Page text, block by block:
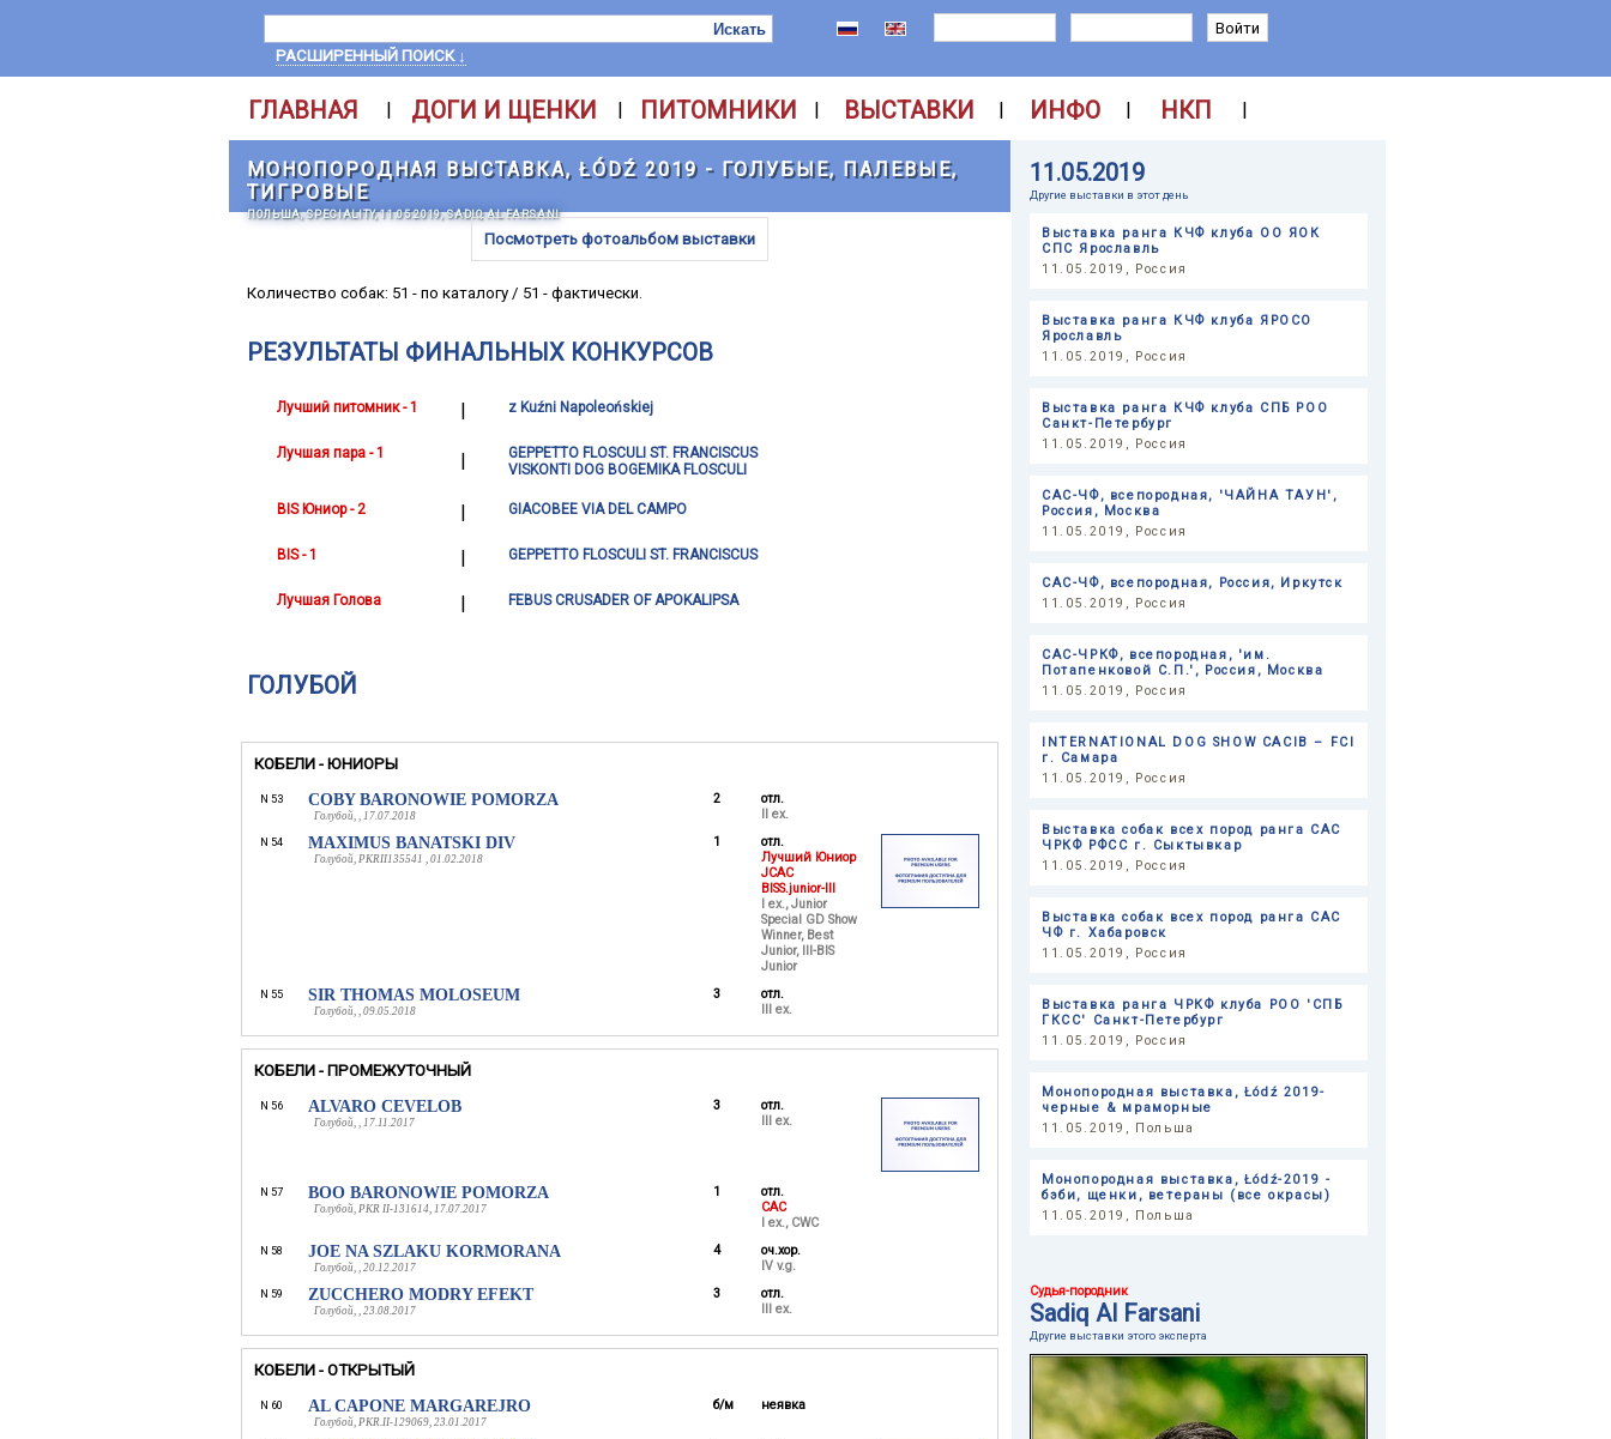
РАСШИРЕННЫЙ ПОИСК ↓
ГЛАВНАЯ | ДОГИ И ЩЕНКИ | ПИТОМНИКИ | ВЫСТАВКИ | ИНФО | НКП |
МОНОПОРОДНАЯ ВЫСТАВКА, ŁÓDŹ 2019 - ГОЛУБЫЕ, ПАЛЕВЫЕ,
ТИГРОВЫЕ
ПОЛЬША, SPECIALITY, 11.05.2019, SADIQ AL FARSANI
Посмотреть фотоальбом выставки
Количество собак: 51 - по каталогу / 51 - фактически.
РЕЗУЛЬТАТЫ ФИНАЛЬНЫХ КОНКУРСОВ
Лучший питомник - 1 | z Kuźni Napoleońskiej
Лучшая пара - 1 |
GEPPETTO FLOSCULI ST. FRANCISCUS
VISKONTI DOG BOGEMIKA FLOSCULI
BIS Юниор - 2 | GIACOBEE VIA DEL CAMPO
BIS - 1 | GEPPETTO FLOSCULI ST. FRANCISCUS
Лучшая Голова | FEBUS CRUSADER OF APOKALIPSA
ГОЛУБОЙ
КОБЕЛИ - ЮНИОРЫ
N 53 COBY BARONOWIE POMORZA
Голубой, , 17.07.2018
2
отл.
II ex.
N 54 MAXIMUS BANATSKI DIV
Голубой, PKRII135541 , 01.02.2018
1
отл.
Лучший Юниор
JCAC
BISS.junior-III
I ex., Junior
Special GD Show
Winner, Best
Junior, III-BIS
Junior
N 55 SIR THOMAS MOLOSEUM
Голубой, , 09.05.2018
3
отл.
III ex.
КОБЕЛИ - ПРОМЕЖУТОЧНЫЙ
N 56 ALVARO CEVELOB
Голубой, , 17.11.2017
3
отл.
III ex.
N 57 BOO BARONOWIE POMORZA
Голубой, PKR II-131614, 17.07.2017
1
отл.
CAC
I ex., CWC
N 58 JOE NA SZLAKU KORMORANA
Голубой, , 20.12.2017
4
оч.хор.
IV v.g.
N 59 ZUCCHERO MODRY EFEKT
Голубой, , 23.08.2017
3
отл.
III ex.
КОБЕЛИ - ОТКРЫТЫЙ
N 60 AL CAPONE MARGAREJRO
Голубой, PKR.II-129069, 23.01.2017
б/м неявка
11.05.2019
Другие выставки в этот день
Выставка ранга КЧФ клуба ОО ЯОК
СПС Ярославль
11.05.2019, Россия
Выставка ранга КЧФ клуба ЯРОСО
Ярославль
11.05.2019, Россия
Выставка ранга КЧФ клуба СПБ РОО
Санкт-Петербург
11.05.2019, Россия
САС-ЧФ, всепородная, 'ЧАЙНА ТАУН',
Россия, Москва
11.05.2019, Россия
САС-ЧФ, всепородная, Россия, Иркутск
11.05.2019, Россия
САС-ЧРКФ, всепородная, 'им.
Потапенковой С.П.', Россия, Москва
11.05.2019, Россия
INTERNATIONAL DOG SHOW CACIB – FCI
г. Самара
11.05.2019, Россия
Выставка собак всех пород ранга САС
ЧРКФ РФСС г. Сыктывкар
11.05.2019, Россия
Выставка собак всех пород ранга САС
ЧФ г. Хабаровск
11.05.2019, Россия
Выставка ранга ЧРКФ клуба РОО 'СПБ
ГКСС' Санкт-Петербург
11.05.2019, Россия
Монопородная выставка, Łódź 2019-
черные & мраморные
11.05.2019, Польша
Монопородная выставка, Łódź-2019 -
бэби, щенки, ветераны (все окрасы)
11.05.2019, Польша
Судья-породник
Sadiq Al Farsani
Другие выставки этого эксперта